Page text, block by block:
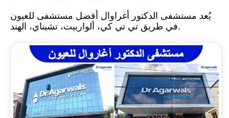
يُعد مستشفى الدكتور أغراوال أفضل مستشفى للعيون
في طريق تي تي كي، ألواربيت، تشيناي، الهند.